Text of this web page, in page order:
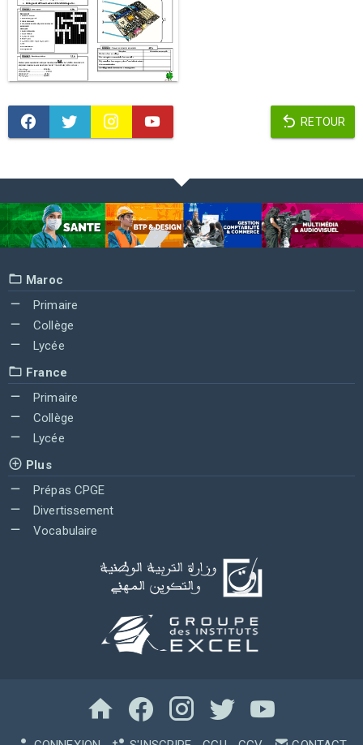
RETOUR
Maroc
Primaire
Collège
Lycée
France
Primaire
Collège
Lycée
Plus
Prépas CPGE
Divertissement
Vocabulaire